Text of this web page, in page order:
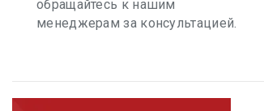
обращайтесь к нашим
менеджерам за консультацией.